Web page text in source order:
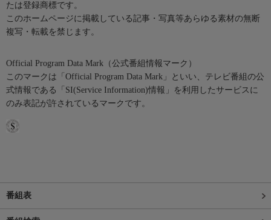
たは登録商標です。
このホームページに掲載している記事・写真等あらゆる素材の無断
複写・転載を禁じます。
Official Program Data Mark（公式番組情報マーク）
このマークは「Official Program Data Mark」といい、テレビ番組の公
式情報である「SI(Service Information)情報」を利用したサービスに
のみ表記が許されているマークです。
番組表